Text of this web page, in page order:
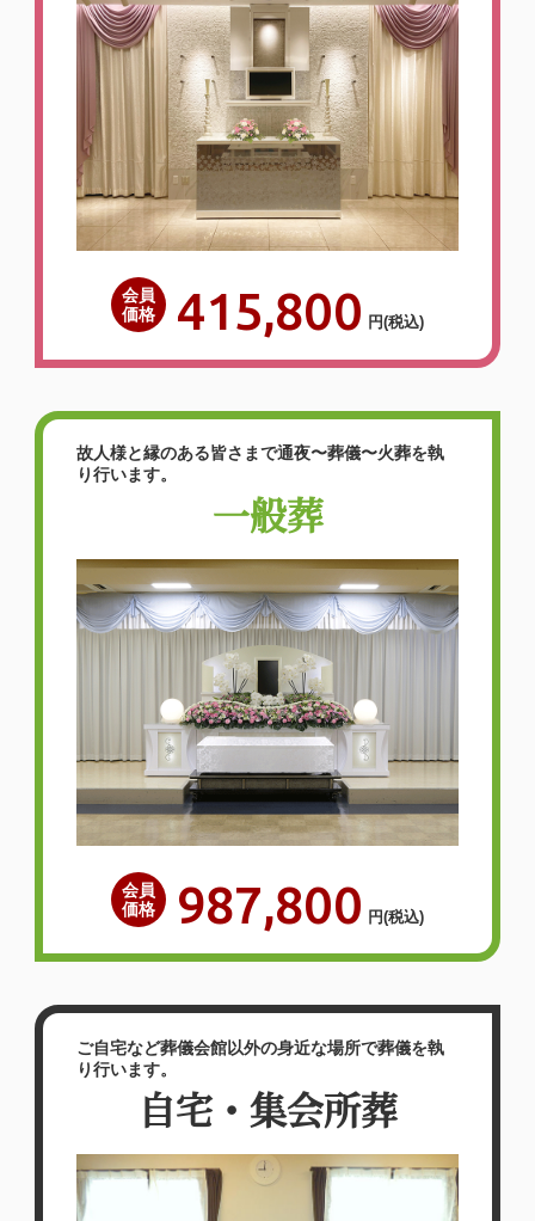
【お客様のご意見】病院から紹介してもら
い、お願いさせて頂きました。スタッフの
皆様も対応もすごく良くて、式場やお花に
関しても文句無しに満足しております。費
用もご相談に乗って頂きまして、一番安い
プランでして頂けたのでとても満足してお
とうございまし…
大変満足しているので、また利
用したいし、周りへも紹介した
いです。
2026年06月
泉屋 東大阪石切家族葬ホー
ル
（〒579-8014 大阪府 東大阪市 中石切
【お客様のご意見】説明わかりやすくして
いただき、対応も何の問題もなくよくして
いただき、式もスムーズな進行でした。お
花も料理も十分でしたし、大変満足してお
ます。また利用したいと思っていますし、
周りへも紹介したいと思います。【泉屋
東大阪石切家族…
詳しく見る
本当に皆様の丁寧なご対応に感
謝しております。
会員
価格
415,800 円(税込)
故人様と縁のある皆さまで通夜〜葬儀〜火葬を執
り行います。
一般葬
会員
価格
987,800 円(税込)
ご自宅など葬儀会館以外の身近な場所で葬儀を執
り行います。
自宅・集会所葬